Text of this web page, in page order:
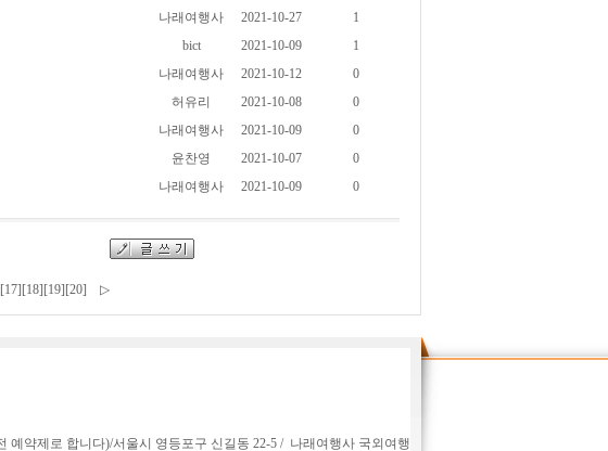
나래여행사 2021-10-27
1
bict 2021-10-09
1
나래여행사 2021-10-12
0
허유리 2021-10-08
0
나래여행사 2021-10-09
0
윤찬영 2021-10-07
0
나래여행사 2021-10-09 0
[17] [18] [19] [20] ▷
예약제로 합니다)/서울시 영등포구 신길동 22-5 / 나래여행사 국외여행